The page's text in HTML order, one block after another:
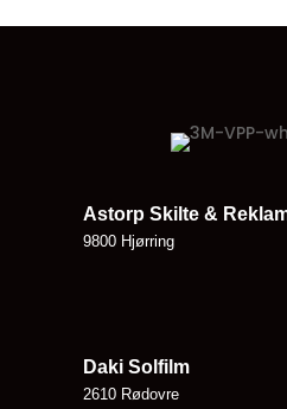
Astorp Skilte &
9800 Hjørring
Daki Solfilm
2610 Rødovre